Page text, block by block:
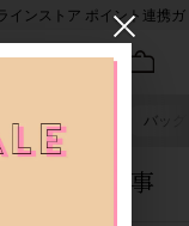
インストア ポイント連携ガ
定 バッグ
関する記事